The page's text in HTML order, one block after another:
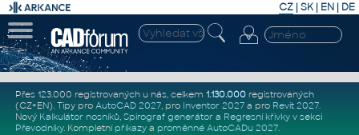
CZ | SK| EN | DE
Přes 123.000 registrovaných u nás, celkem 1.130.000registrovaných
(CZ+EN). Tipy pro AutoCAD 2027, pro Inventor 2027a pro Revit 2027.
Nový Kalkulátor nosníků, Spirograf generátor a Regresní křivkyv sekci
Převodníky. Kompletní příkazya proměnné AutoCADu 2027.